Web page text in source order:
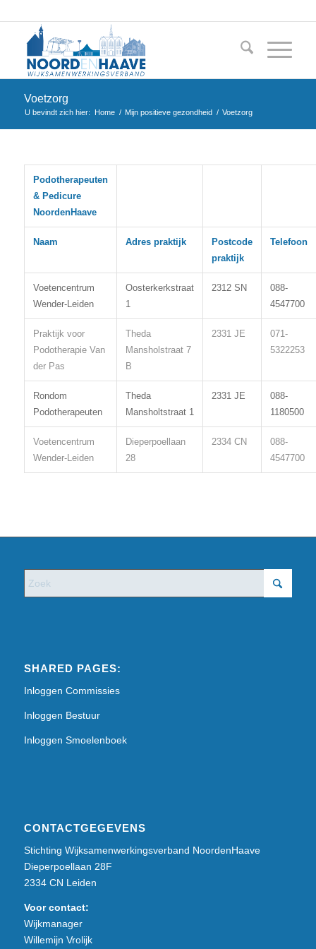
Voetzorg
U bevindt zich hier: Home / Mijn positieve gezondheid / Voetzorg
Podotherapeuten
& Pedicure
NoordenHaave
Naam Adres praktijk
Postcode
praktijk
Telefoon
Voetencentrum
Wender-Leiden
Oosterkerkstraat
1
2312 SN
088-
4547700
Praktijk voor
Podotherapie Van
der Pas
Theda
Mansholstraat 7
B
2331 JE
071-
5322253
Rondom
Podotherapeuten
Theda
Mansholtstraat 1
2331 JE
088-
1180500
Voetencentrum
Wender-Leiden
Dieperpoellaan
28
2334 CN
088-
4547700
SHARED PAGES:
Inloggen Commissies
Inloggen Bestuur
Inloggen Smoelenboek
CONTACTGEGEVENS
Stichting Wijksamenwerkingsverband NoordenHaave
Dieperpoellaan 28F
2334 CN Leiden
Voor contact:
Wijkmanager
Willemijn Vrolijk